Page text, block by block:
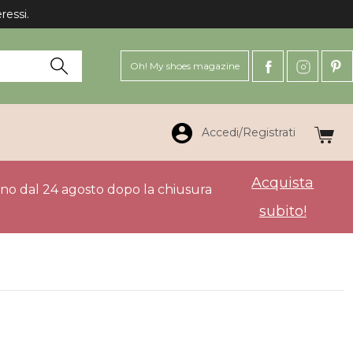
Oh! My shoes magazine
Accedi/Registrati
dal 24 agosto dopo la chiusura
Acquista
subito!